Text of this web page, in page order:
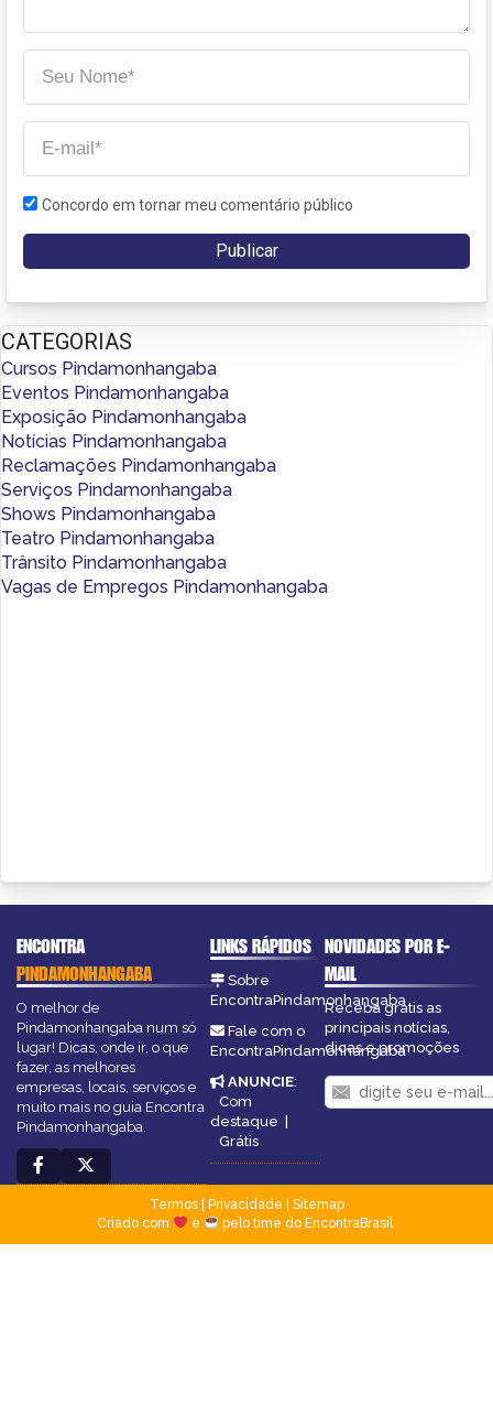
Concordo em tornar meu comentário público
CATEGORIAS
Cursos Pindamonhangaba
Eventos Pindamonhangaba
Exposição Pindamonhangaba
Notícias Pindamonhangaba
Reclamações Pindamonhangaba
Serviços Pindamonhangaba
Shows Pindamonhangaba
Teatro Pindamonhangaba
Trânsito Pindamonhangaba
Vagas de Empregos Pindamonhangaba
ENCONTRA
PINDAMONHANGABA
O melhor de
Pindamonhangaba num só
lugar! Dicas, onde ir, o que
fazer, as melhores
empresas, locais, serviços e
muito mais no guia Encontra
Pindamonhangaba.
LINKS RÁPIDOS
Sobre
EncontraPindamonhangaba
Fale com o
EncontraPindamonhangaba
ANUNCIE:
Com
destaque |
Grátis
NOVIDADES POR E-
MAIL
Receba grátis as
principais notícias,
dicas e promoções
Termos| Privacidade
Sitemap
Criado com
e pelo time do EncontraBrasil